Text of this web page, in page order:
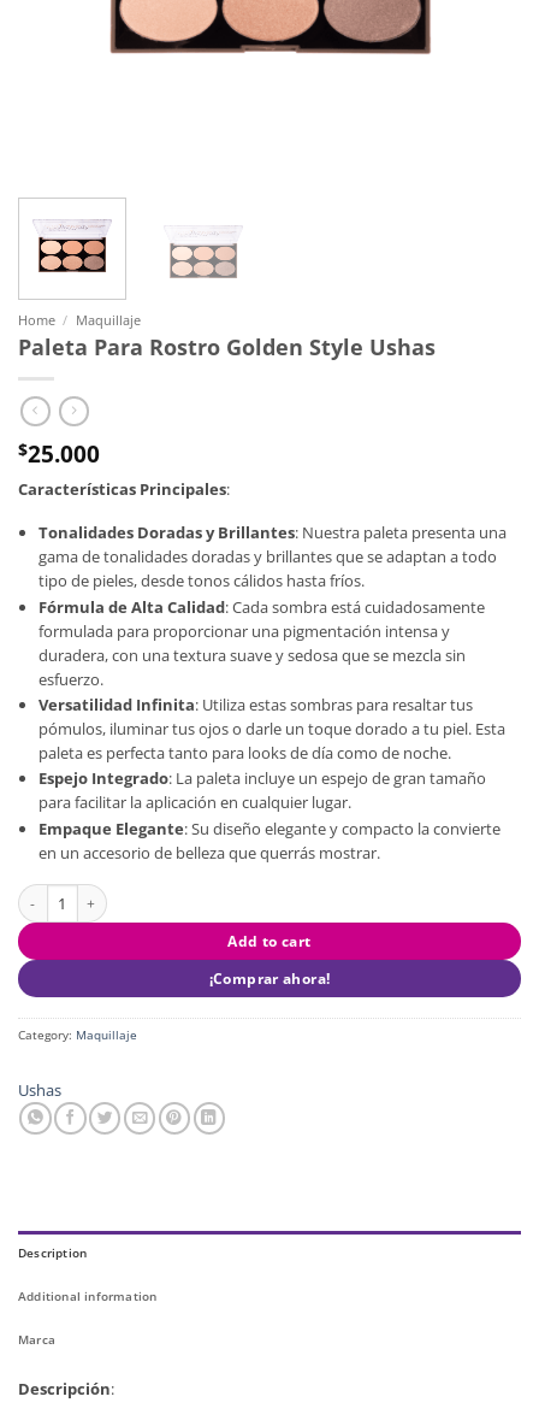
Home / Maquillaje
Paleta Para Rostro Golden Style Ushas
$25.000
Características Principales:
Tonalidades Doradas y Brillantes: Nuestra paleta presenta una
gama de tonalidades doradas y brillantes que se adaptan a todo
tipo de pieles, desde tonos cálidos hasta fríos.
Fórmula de Alta Calidad: Cada sombra está cuidadosamente
formulada para proporcionar una pigmentación intensa y
duradera, con una textura suave y sedosa que se mezcla sin
esfuerzo.
Versatilidad Infinita: Utiliza estas sombras para resaltar tus
pómulos, iluminar tus ojos o darle un toque dorado a tu piel. Esta
paleta es perfecta tanto para looks de día como de noche.
Espejo Integrado: La paleta incluye un espejo de gran tamaño
para facilitar la aplicación en cualquier lugar.
Empaque Elegante: Su diseño elegante y compacto la convierte
en un accesorio de belleza que querrás mostrar.
Paleta Para Rostro Golden Style Ushas quantity
Add to cart
¡Comprar ahora!
Category: Maquillaje
Ushas
Description
Additional information
Marca
Descripción: